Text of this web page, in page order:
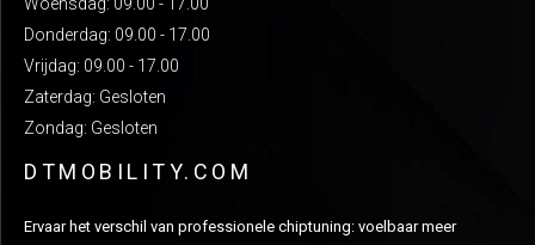
Donderdag: 09.00 - 17.00
Vrijdag: 09.00 - 17.00
Zaterdag: Gesloten
Zondag: Gesloten
DTMOBILITY.COM
Ervaar het verschil van professionele chiptuning: voelbaar meer